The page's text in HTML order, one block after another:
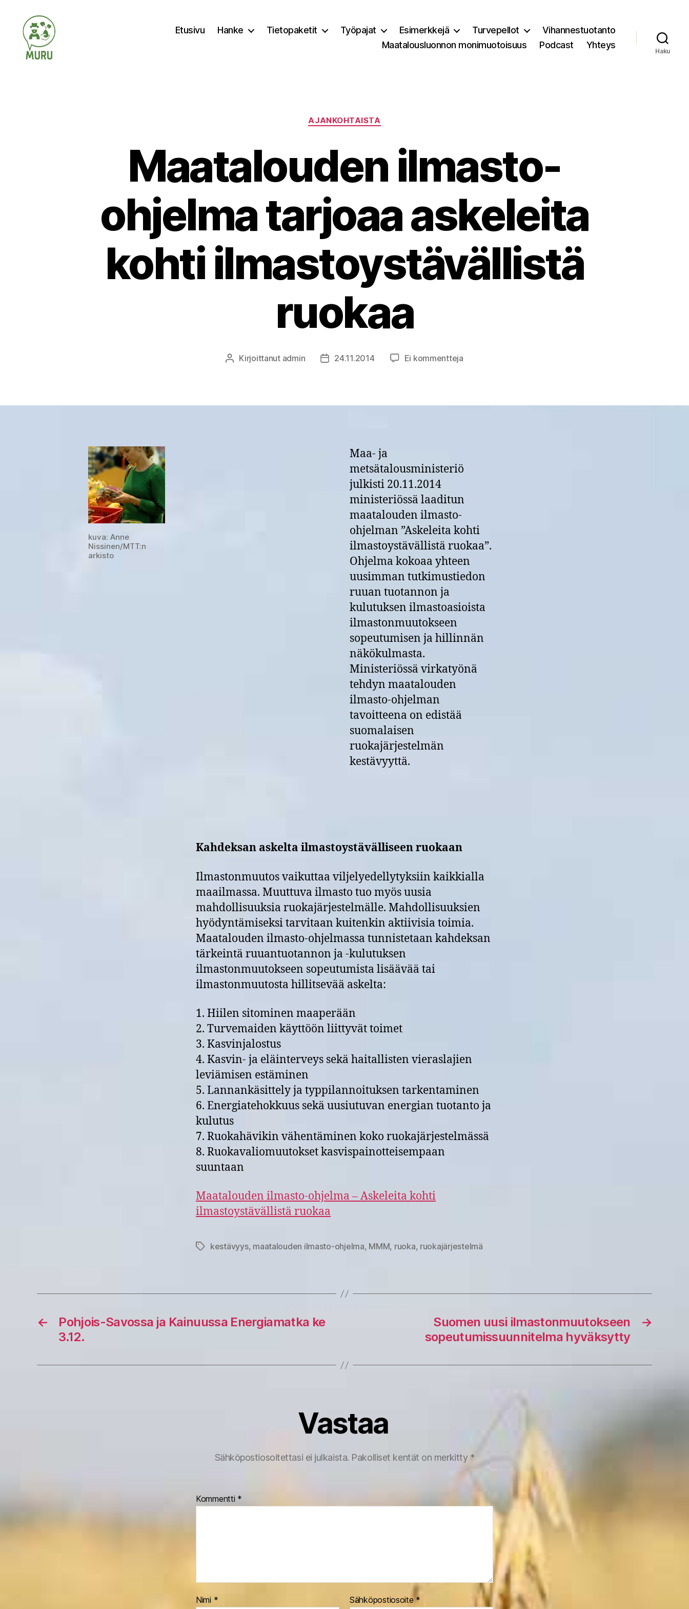
Etusivu Hanke Tietopaketit Työpajat Esimerkkejä Turvepellot
Vihannestuotanto
Maatalousluonnon monimuotoisuus
Podcast Yhteys
Haku
Kategoriat
AJANKOHTAISTA
Maatalouden ilmasto-
ohjelma tarjoaa askeleita
kohti ilmastoystävällistä
ruokaa
Kirjoittaja
Kirjoittanut admin Julkaisupäivämäärä
24.11.2014 Ei kommenttejaartikkeliin
tarjoaa
kuva: Anne
Nissinen/MTT:n
arkisto
Maa- ja
metsätalousministeriö
julkisti 20.11.2014
ministeriössä laaditun
maatalouden ilmasto-
ohjelman ”Askeleita kohti
ilmastoystävällistä ruokaa”.
Ohjelma kokoaa yhteen
uusimman tutkimustiedon
ruuan tuotannon ja
kulutuksen ilmastoasioista
ilmastonmuutokseen
sopeutumisen ja hillinnän
näkökulmasta.
Ministeriössä virkatyönä
tehdyn maatalouden
ilmasto-ohjelman
tavoitteena on edistää
suomalaisen
ruokajärjestelmän
kestävyyttä.
Kahdeksan askelta ilmastoystävälliseen ruokaan
Ilmastonmuutos vaikuttaa viljelyedellytyksiin kaikkialla
maailmassa. Muuttuva ilmasto tuo myös uusia
mahdollisuuksia ruokajärjestelmälle. Mahdollisuuksien
hyödyntämiseksi tarvitaan kuitenkin aktiivisia toimia.
Maatalouden ilmasto-ohjelmassa tunnistetaan kahdeksan
tärkeintä ruuantuotannon ja -kulutuksen
ilmastonmuutokseen sopeutumista lisäävää tai
ilmastonmuutosta hillitsevää askelta:
1. Hiilen sitominen maaperään
2. Turvemaiden käyttöön liittyvät toimet
3. Kasvinjalostus
4. Kasvin- ja eläinterveys sekä haitallisten vieraslajien
leviämisen estäminen
5. Lannankäsittely ja typpilannoituksen tarkentaminen
6. Energiatehokkuus sekä uusiutuvan energian tuotanto ja
kulutus
7. Ruokahävikin vähentäminen koko ruokajärjestelmässä
8. Ruokavaliomuutokset kasvispainotteisempaan
suuntaan
Maatalouden ilmasto-ohjelma – Askeleita kohti
ilmastoystävällistä ruokaa
Avainsanat
kestävyys, maatalouden ilmasto-ohjelma, MMM, ruoka, ruokajärjestelmä
←
Pohjois-Savossa ja Kainuussa Energiamatka ke
3.12.
→
Suomen uusi ilmastonmuutokseen
sopeutumissuunnitelma hyväksytty
Vastaa
Sähköpostiosoitettasi ei julkaista. Pakolliset kentät on merkitty *
Kommentti *
Nimi * Sähköpostiosoite*